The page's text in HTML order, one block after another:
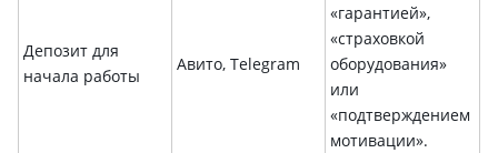
Депозит для
начала работы
Авито, Telegram
«гарантией»,
«страховкой
оборудования»
или
«подтверждением
мотивации».